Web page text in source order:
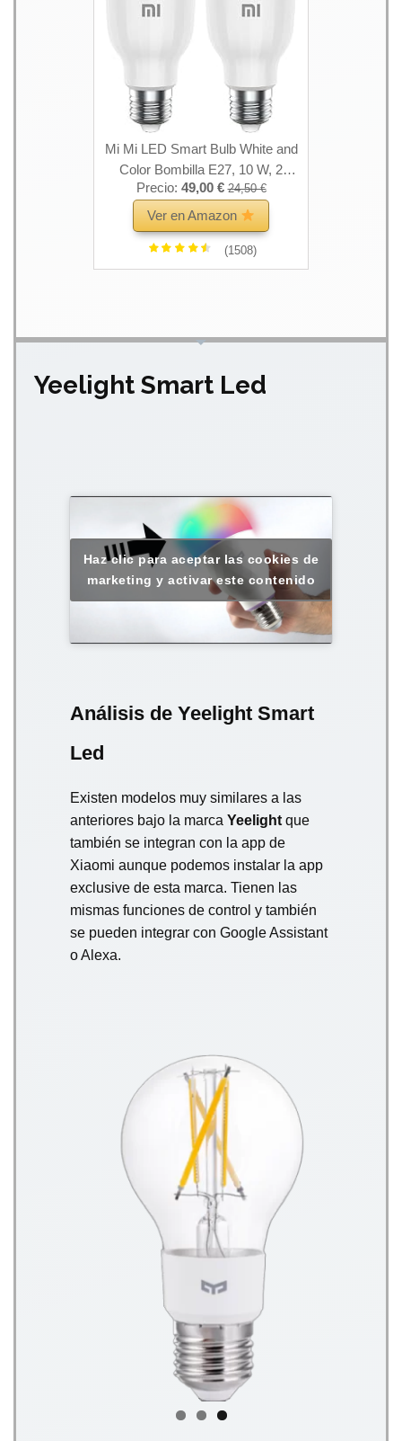
Mi Mi LED Smart Bulb White and
Color Bombilla E27, 10 W, 2
Unidad (Paquete de 1), 2
Precio: 49,00 € 24,50 €
Ver en Amazon
(1508)
Yeelight Smart Led
Haz clic para aceptar las cookies de
marketing y activar este contenido
Análisis de Yeelight Smart
Led
Existen modelos muy similares a las
anteriores bajo la marca Yeelight que
también se integran con la app de
Xiaomi aunque podemos instalar la app
exclusive de esta marca. Tienen las
mismas funciones de control y también
se pueden integrar con Google Assistant
o Alexa.